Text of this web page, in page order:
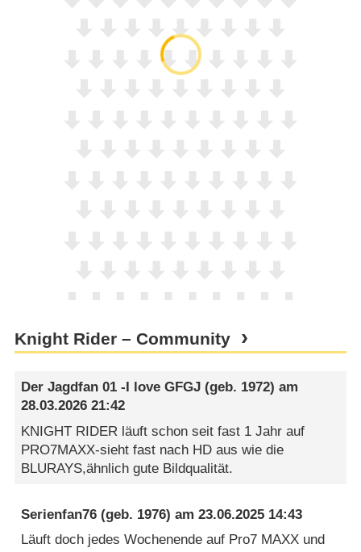
Knight Rider – Community
Der Jagdfan 01 -I love GFGJ (geb. 1972) am
28.03.2026 21:42
KNIGHT RIDER läuft schon seit fast 1 Jahr auf
PRO7MAXX-sieht fast nach HD aus wie die
BLURAYS,ähnlich gute Bildqualität.
Serienfan76 (geb. 1976) am23.06.2025 14:43
Läuft doch jedes Wochenende auf Pro7 MAXX und